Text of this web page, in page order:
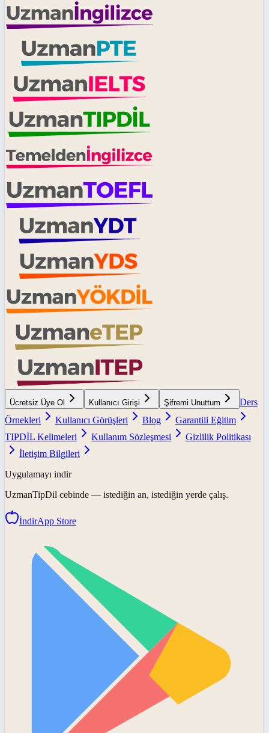
Ücretsiz Üye Ol Kullanıcı Girişi Şifremi Unuttum
Ders
Örnekleri
Kullanıcı Görüşleri Blog
Garantili Eğitim
TIPDİL Kelimeleri
Kullanım Sözleşmesi
Gizlilik Politikası
İletişim Bilgileri
Uygulamayı indir
UzmanTipDil cebinde — istediğin an, istediğin yerde çalış.
İndirApp Store